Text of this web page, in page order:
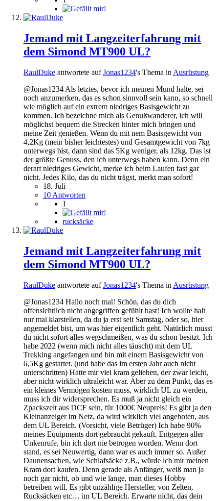
Jemand mit Langzeiterfahrung mit
dem Simond MT900 UL?
RaulDuke antwortete aufJonas1234's Thema in Ausrüstung
@Jonas1234 Als letztes, bevor ich meinen Mund halte, sei
noch anzumerken, das es schon sinnvoll sein kann, so schnell
wie möglich auf ein extrem niedriges Basisgewicht zu
kommen. Ich bezeichne mich als Genußwanderer, ich will
möglichst bequem die Strecken hinter mich bringen und
meine Zeit genießen. Wenn du mit nem Basisgewicht von
4,2Kg (mein bisher leichtestes) und Gesamtgewicht von 7kg
unterwegs bist, dann sind das 5Kg weniger, als 12kg. Das ist
der größte Genuss, den ich unterwegs haben kann. Denn ein
derart niedriges Gewicht, merke ich beim Laufen fast gar
nicht. Jedes Kilo, das du nicht trägst, merkt man sofort!
18. Juli
10 Antworten
1
rucksäcke
Jemand mit Langzeiterfahrung mit
dem Simond MT900 UL?
RaulDuke antwortete aufJonas1234's Thema in Ausrüstung
@Jonas1234 Hallo noch mal! Schön, das du dich
offensichtlich nicht angegriffen gefühlt hast! Ich wollte halt
nur mal klarstellen, da du ja erst seit Samstag, oder so, hier
angemeldet bist, um was hier eigentlich geht. Natürlich musst
du nicht sofort alles wegschmeißen, was du schon besitzt. Ich
habe 2022 (wenn mich nicht alles täuscht) mit dem UL
Trekking angefangen und bin mit einem Basisgewicht von
6,5Kg gestartet. (und habe das im ersten Jahr auch nicht
unterschritten) Hatte mir viel kram geliehen, der zwar leicht,
aber nicht wirklich ultraleicht war. Aber zu dem Punkt, das es
ein kleines Vermögen kosten muss, wirklich UL zu werden,
muss ich dir widersprechen. Es muß ja nicht gleich ein
Zpackszelt aus DCF sein, für 1000€ Neupreis! Es gibt ja den
Kleinanzeiger im Netz, da wird wirklich viel angeboten, aus
dem UL Bereich. (Vorsicht, viele Betrüger) Ich habe 90%
meines Equipments dort gebraucht gekauft. Entgegen aller
Unkenrufe, bin ich dort nie betrogen worden. Wenn dort
stand, es sei Neuwertig, dann war es auch immer so. Außer
Daunensachen, wie Schlafsäcke z.B., würde ich mir meinen
Kram dort kaufen. Denn gerade als Anfänger, weiß man ja
noch gar nicht, ob und wie lange, man dieses Hobby
betreiben will. Es gibt unzählige Hersteller, von Zelten,
Rucksäcken etc… im UL Bereich. Erwarte nicht, das dein